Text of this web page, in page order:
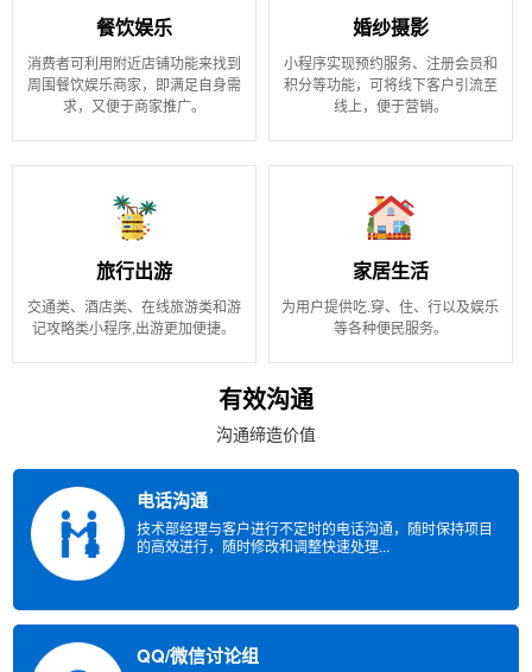
餐饮娱乐
消费者可利用附近店铺功能来找到
周围餐饮娱乐商家，即满足自身需
求，又便于商家推广。
婚纱摄影
小程序实现预约服务、注册会员和
积分等功能，可将线下客户引流至
线上，便于营销。
旅行出游
交通类、酒店类、在线旅游类和游
记攻略类小程序,出游更加便捷。
家居生活
为用户提供吃.穿、住、行以及娱乐
等各种便民服务。
有效沟通
沟通缔造价值
电话沟通
技术部经理与客户进行不定时的电话沟通，随时保持项目
的高效进行，随时修改和调整快速处理...
QQ/微信讨论组